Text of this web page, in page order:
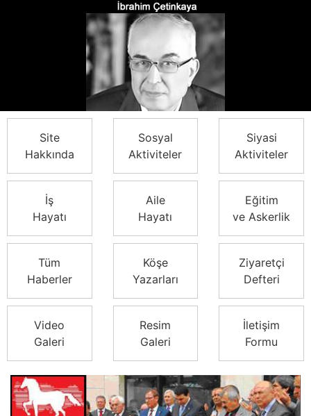
Site
Hakkında
Sosyal
Aktiviteler
Siyasi
Aktiviteler
İş
Hayatı
Aile
Hayatı
Eğitim
ve Askerlik
Tüm
Haberler
Köşe
Yazarları
Ziyaretçi
Defteri
Video
Galeri
Resim
Galeri
İletişim
Formu